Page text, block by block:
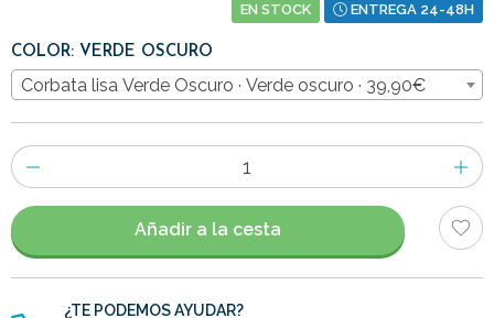
EN STOCK ENTREGA 24-48H
COLOR: VERDE OSCURO
Corbata lisa Verde Oscuro · Verde oscuro · 39,90€
Número
de
artículos
Añadir a la cesta
¿TE PODEMOS AYUDAR?